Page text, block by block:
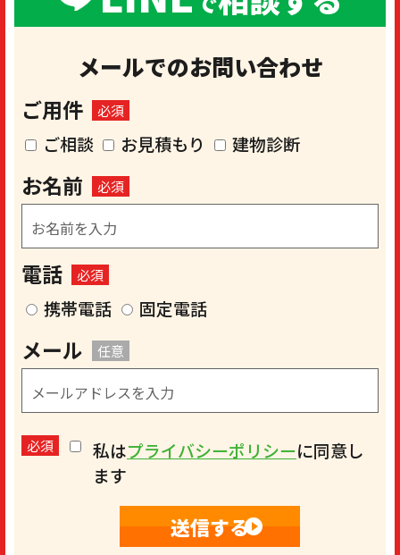
メールでのお問い合わせ
ご用件 必須
ご相談 お見積もり 建物診断
お名前 必須
電話 必須
携帯電話 固定電話
メール 任意
必須 私はプライバシーポリシーに同意し
ます